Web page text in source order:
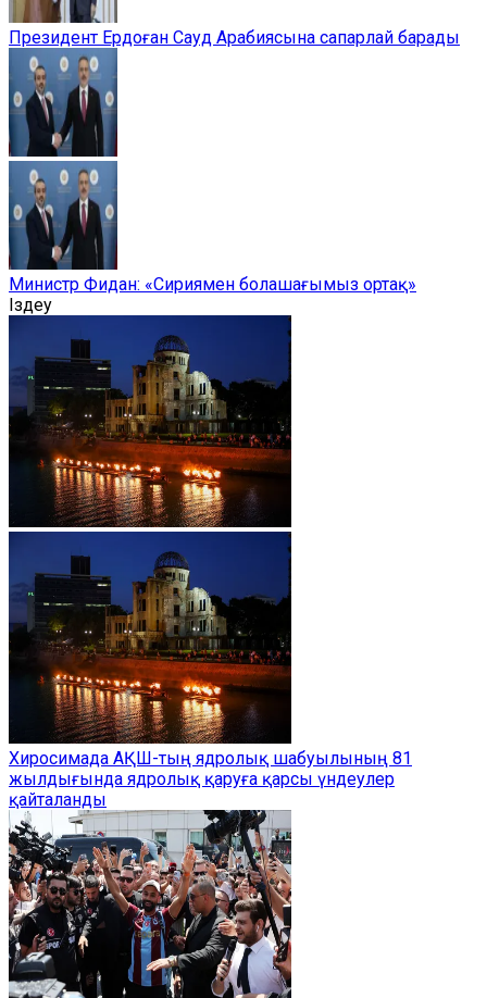
Президент Ердоған Сауд Арабиясына сапарлай барады
Министр Фидан: «Сириямен болашағымыз ортақ»
Іздеу
Хиросимада АҚШ-тың ядролық шабуылының 81
жылдығында ядролық қаруға қарсы үндеулер
қайталанды